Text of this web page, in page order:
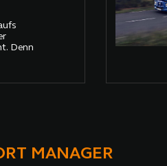
Denn
MANAGER